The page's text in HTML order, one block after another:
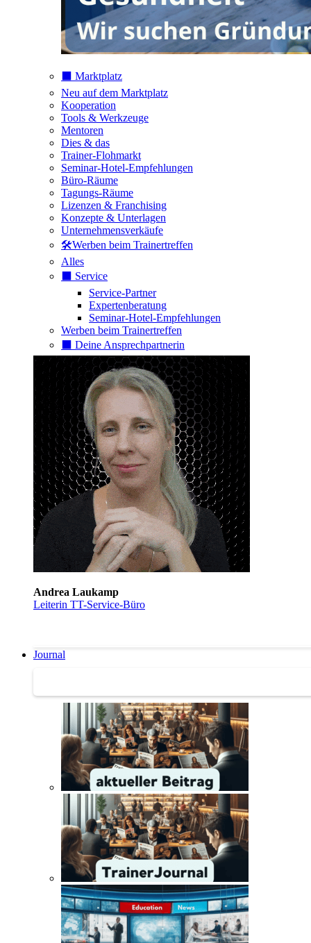
⬛️ Marktplatz
Neu auf dem Marktplatz
Kooperation
Tools & Werkzeuge
Mentoren
Dies & das
Trainer-Flohmarkt
Seminar-Hotel-Empfehlungen
Büro-Räume
Tagungs-Räume
Lizenzen & Franchising
Konzepte & Unterlagen
Unternehmensverkäufe
🛠️Werben beim Trainertreffen
Alles
⬛️ Service
Service-Partner
Expertenberatung
Seminar-Hotel-Empfehlungen
Werben beim Trainertreffen
⬛️ Deine Ansprechpartnerin
Andrea Laukamp
Leiterin TT-Service-Büro
Journal